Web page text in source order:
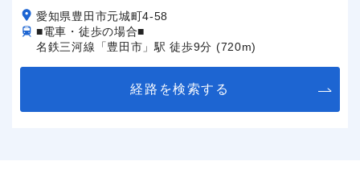
愛知県豊田市元城町4-58
■電車・徒歩の場合■
名鉄三河線「豊田市」駅 徒歩9分 (720m)
経路を検索する